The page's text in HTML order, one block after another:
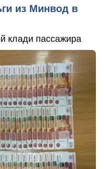
из Минвод в
клади пассажира